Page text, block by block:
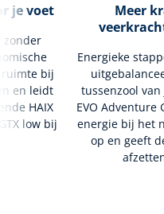
je voet
zonder
ruimte bij
en leidt
HAIX
low bij
Meer
Energieke
tussenzool van
EVO Adventure
energie bij het
op en geeft